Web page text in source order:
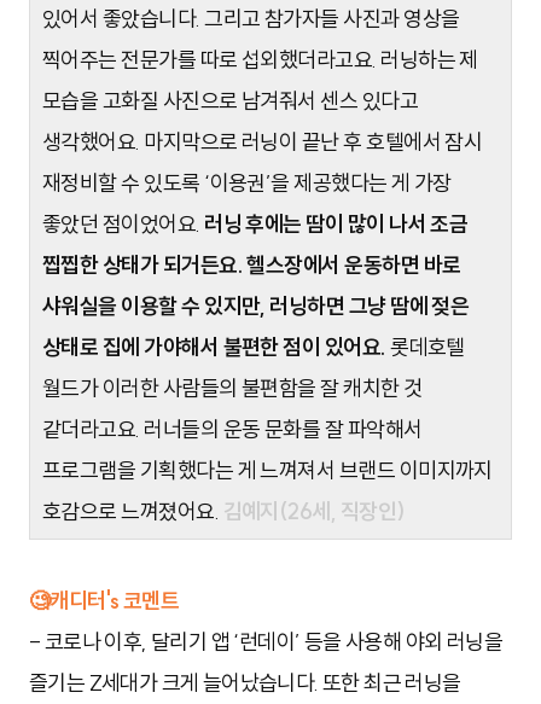
있어서 좋았습니다. 그리고 참가자들 사진과 영상을
찍어주는 전문가를 따로 섭외했더라고요. 러닝하는 제
모습을 고화질 사진으로 남겨줘서 센스 있다고
생각했어요. 마지막으로 러닝이 끝난 후 호텔에서 잠시
재정비할 수 있도록 ‘이용권’을 제공했다는 게 가장
좋았던 점이었어요. 러닝 후에는 땀이 많이 나서 조금
찝찝한 상태가 되거든요. 헬스장에서 운동하면 바로
샤워실을 이용할 수 있지만, 러닝하면 그냥 땀에 젖은
상태로 집에 가야해서 불편한 점이 있어요. 롯데호텔
월드가 이러한 사람들의 불편함을 잘 캐치한 것
같더라고요. 러너들의 운동 문화를 잘 파악해서
프로그램을 기획했다는 게 느껴져서 브랜드 이미지까지
호감으로 느껴졌어요. 김예지(26세, 직장인)
🧐캐디터's 코멘트
- 코로나 이후, 달리기 앱 ‘런데이’ 등을 사용해 야외 러닝을
즐기는 Z세대가 크게 늘어났습니다. 또한 최근 러닝을